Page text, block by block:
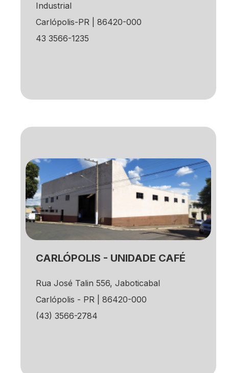
Industrial
Carlópolis-PR | 86420-000
43 3566-1235
CARLÓPOLIS - UNIDADE CAFÉ
Rua José Talin 556, Jaboticabal
Carlópolis - PR | 86420-000
(43) 3566-2784